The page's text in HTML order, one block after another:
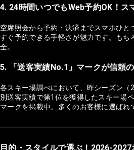
4. 24時間いつでもWeb予約OK！ス
空席照会から予約・決済までスマホひと
すぐ予約できる手軽さが魅力です。もち
全。
5. 「送客実績No.1」マークが信頼
各スキー場調べにおいて、昨シーズン
別送客実績で第1位を獲得したスキー場
マークを掲載中。多くのお客様に選ばれ
目的・スタイルで選ぶ！2026-